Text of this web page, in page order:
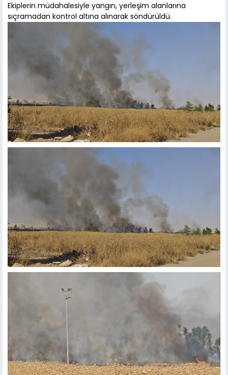
Ekiplerin müdahalesiyle yangın, yerleşim alanlarına
sıçramadan kontrol altına alınarak söndürüldü.